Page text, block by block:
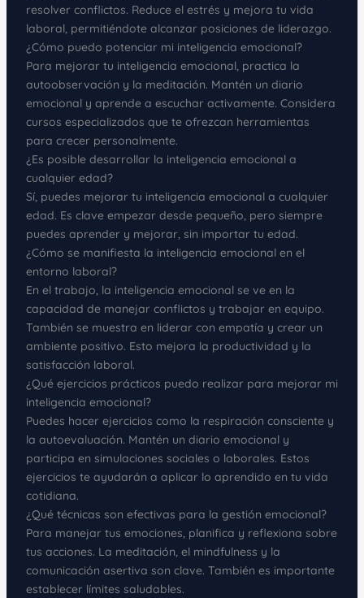
resolver conflictos. Reduce el estrés y mejora tu vida
laboral, permitiéndote alcanzar posiciones de liderazgo.
¿Cómo puedo potenciar mi inteligencia emocional?
Para mejorar tu inteligencia emocional, practica la
autoobservación y la meditación. Mantén un diario
emocional y aprende a escuchar activamente. Considera
cursos especializados que te ofrezcan herramientas
para crecer personalmente.
¿Es posible desarrollar la inteligencia emocional a
cualquier edad?
Sí, puedes mejorar tu inteligencia emocional a cualquier
edad. Es clave empezar desde pequeño, pero siempre
puedes aprender y mejorar, sin importar tu edad.
¿Cómo se manifiesta la inteligencia emocional en el
entorno laboral?
En el trabajo, la inteligencia emocional se ve en la
capacidad de manejar conflictos y trabajar en equipo.
También se muestra en liderar con empatía y crear un
ambiente positivo. Esto mejora la productividad y la
satisfacción laboral.
¿Qué ejercicios prácticos puedo realizar para mejorar mi
inteligencia emocional?
Puedes hacer ejercicios como la respiración consciente y
la autoevaluación. Mantén un diario emocional y
participa en simulaciones sociales o laborales. Estos
ejercicios te ayudarán a aplicar lo aprendido en tu vida
cotidiana.
¿Qué técnicas son efectivas para la gestión emocional?
Para manejar tus emociones, planifica y reflexiona sobre
tus acciones. La meditación, el mindfulness y la
comunicación asertiva son clave. También es importante
establecer límites saludables.